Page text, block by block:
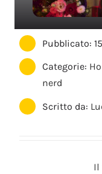
Pubblicato:
Categorie:
nerd
Scritto da:
Il